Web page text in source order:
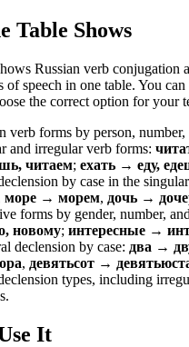
Table Shows
Russian verb conjugation
of speech in one table. You
the correct option for your
verb forms by person, number,
and irregular verb forms:
читаем; ехать → еду,
by case in the
море → морем, дочь →
forms by gender, number,
новому; интересные →
declension by case: два →
, девятьсот →
types, including
It